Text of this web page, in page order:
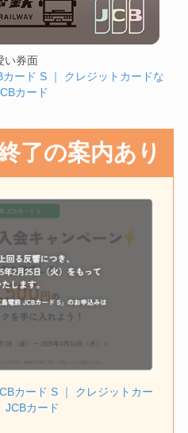
い券面
カード S ｜ クレジットカードな
カード
了の案内あり
カード S ｜ クレジットカー
JCBカード